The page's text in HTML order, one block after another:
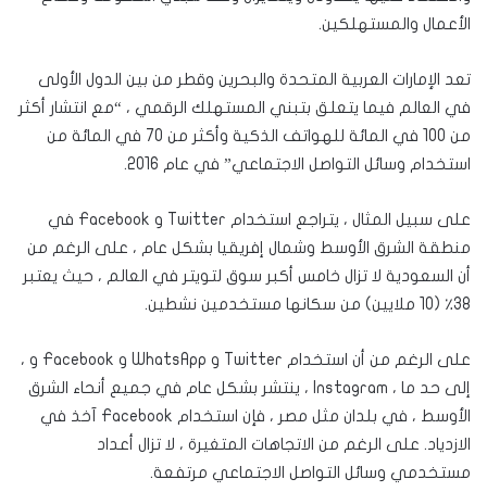
الأعمال والمستهلكين.
تعد الإمارات العربية المتحدة والبحرين وقطر من بين الدول الأولى
في العالم فيما يتعلق بتبني المستهلك الرقمي ، “مع انتشار أكثر
من 100 في المائة للهواتف الذكية وأكثر من 70 في المائة من
استخدام وسائل التواصل الاجتماعي” في عام 2016.
على سبيل المثال ، يتراجع استخدام Twitter و Facebook في
منطقة الشرق الأوسط وشمال إفريقيا بشكل عام ، على الرغم من
أن السعودية لا تزال خامس أكبر سوق لتويتر في العالم ، حيث يعتبر
38٪ (10 ملايين) من سكانها مستخدمين نشطين.
على الرغم من أن استخدام Twitter و WhatsApp و Facebook و ،
إلى حد ما ، Instagram ، ينتشر بشكل عام في جميع أنحاء الشرق
الأوسط ، في بلدان مثل مصر ، فإن استخدام Facebook آخذ في
الازدياد. على الرغم من الاتجاهات المتغيرة ، لا تزال أعداد
مستخدمي وسائل التواصل الاجتماعي مرتفعة.